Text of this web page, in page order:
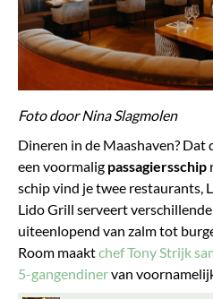
Foto door Nina Slagmolen
Dineren in de Maashaven? Dat
een voormalig passagiersschip
schip vind je twee restaurants,
Lido Grill serveert
uiteenlopend van zalm tot
Room maaktchef Tony Strijk
5-gangendinervan